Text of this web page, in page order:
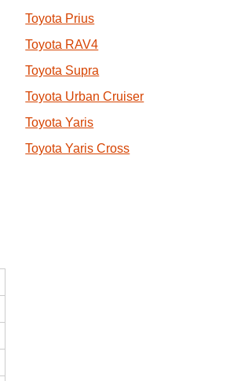
Toyota Prius
Toyota RAV4
Toyota Supra
Toyota Urban Cruiser
Toyota Yaris
Toyota Yaris Cross